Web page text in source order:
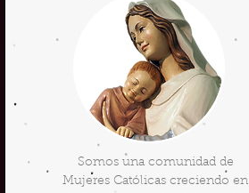
Somos una comunidad de
Mujeres Católicas creciendo en